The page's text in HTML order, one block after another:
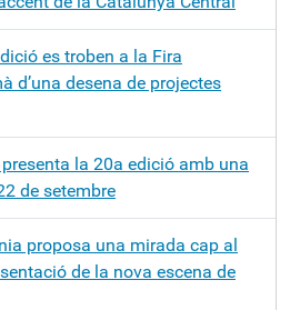
es troben a la Fira
d’una desena de projectes
la 20a edició amb una
de setembre
proposa una mirada cap al
de la nova escena de